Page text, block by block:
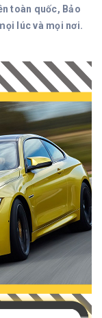
toàn quốc, Bảo
lúc và mọi nơi.